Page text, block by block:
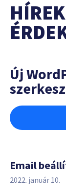
Új
Email
2022. január 10.